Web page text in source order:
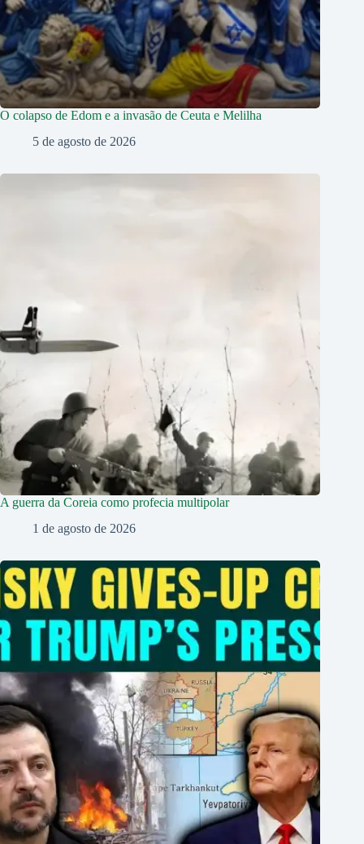
O colapso de Edom e a invasão de Ceuta e Melilha
5 de agosto de 2026
A guerra da Coreia como profecia multipolar
1 de agosto de 2026